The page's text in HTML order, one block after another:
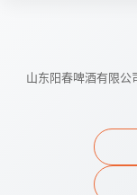
山东阳春啤酒有限公